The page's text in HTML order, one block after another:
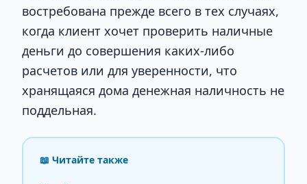
востребована прежде всего в тех случаях,
когда клиент хочет проверить наличные
деньги до совершения каких-либо
расчетов или для уверенности, что
хранящаяся дома денежная наличность не
поддельная.
📖 Читайте также